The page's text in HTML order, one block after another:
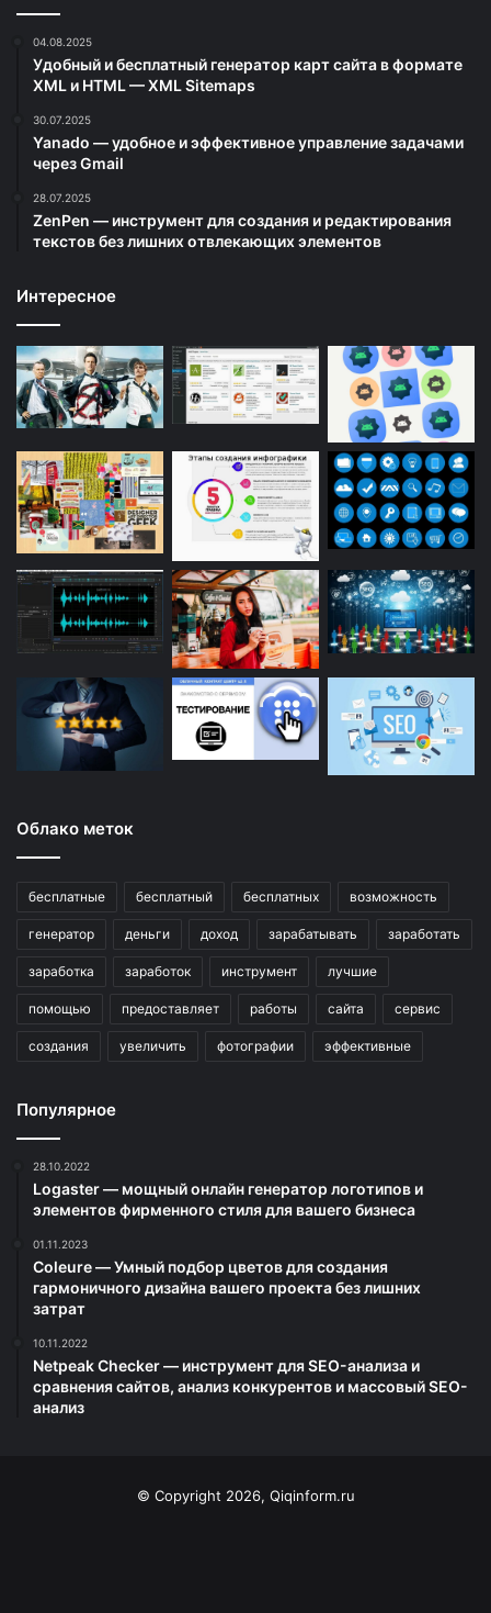
04.08.2025
Удобный и бесплатный генератор карт сайта в формате
XML и HTML — XML Sitemaps
30.07.2025
Yanado — удобное и эффективное управление задачами
через Gmail
28.07.2025
ZenPen — инструмент для создания и редактирования
текстов без лишних отвлекающих элементов
Интересное
Облако меток
бесплатные бесплатный бесплатных возможность
генератор деньги доход зарабатывать заработать
заработка заработок инструмент лучшие
помощью предоставляет работы сайта сервис
создания увеличить фотографии эффективные
Популярное
28.10.2022
Logaster — мощный онлайн генератор логотипов и
элементов фирменного стиля для вашего бизнеса
01.11.2023
Coleure — Умный подбор цветов для создания
гармоничного дизайна вашего проекта без лишних
затрат
10.11.2022
Netpeak Checker — инструмент для SEO-анализа и
сравнения сайтов, анализ конкурентов и массовый SEO-
анализ
© Copyright 2026, Qiqinform.ru